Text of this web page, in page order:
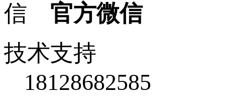
官方微信
技术支持
18128682585